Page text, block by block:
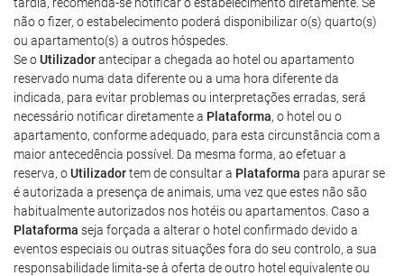
não o fizer, o estabelecimento poderá disponibilizar o(s) quarto(s)
ou apartamento(s) a outros hóspedes.
Se oUtilizadorantecipar a chegada ao hotel ou apartamento
reservado numa data diferente ou a uma hora diferente da
indicada, para evitar problemas ou interpretações erradas, será
necessário notificar diretamente a Plataforma, o hotel ou o
apartamento, conforme adequado, para esta circunstância com a
maior antecedência possível. Da mesma forma, ao efetuar a
reserva, oUtilizadortem de consultar a Plataforma para apurar se
é autorizada a presença de animais, uma vez que estes não são
habitualmente autorizados nos hotéis ou apartamentos. Caso a
Plataforma seja forçada a alterar o hotel confirmado devido a
eventos especiais ou outras situações fora do seu controlo, a sua
responsabilidade limita-se à oferta de outro hotel equivalente ou